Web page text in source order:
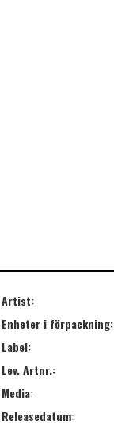
Artist:
Enheter i förpackning:
Label:
Lev. Artnr.:
Media:
Releasedatum: